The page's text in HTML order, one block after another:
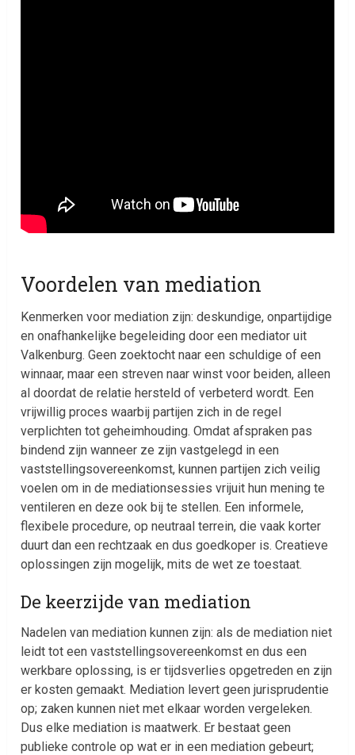
Voordelen van mediation
Kenmerken voor mediation zijn: deskundige, onpartijdige
en onafhankelijke begeleiding door een mediator uit
Valkenburg. Geen zoektocht naar een schuldige of een
winnaar, maar een streven naar winst voor beiden, alleen
al doordat de relatie hersteld of verbeterd wordt. Een
vrijwillig proces waarbij partijen zich in de regel
verplichten tot geheimhouding. Omdat afspraken pas
bindend zijn wanneer ze zijn vastgelegd in een
vaststellingsovereenkomst, kunnen partijen zich veilig
voelen om in de mediationsessies vrijuit hun mening te
ventileren en deze ook bij te stellen. Een informele,
flexibele procedure, op neutraal terrein, die vaak korter
duurt dan een rechtzaak en dus goedkoper is. Creatieve
oplossingen zijn mogelijk, mits de wet ze toestaat.
De keerzijde van mediation
Nadelen van mediation kunnen zijn: als de mediation niet
leidt tot een vaststellingsovereenkomst en dus een
werkbare oplossing, is er tijdsverlies opgetreden en zijn
er kosten gemaakt. Mediation levert geen jurisprudentie
op; zaken kunnen niet met elkaar worden vergeleken.
Dus elke mediation is maatwerk. Er bestaat geen
publieke controle op wat er in een mediation gebeurt;